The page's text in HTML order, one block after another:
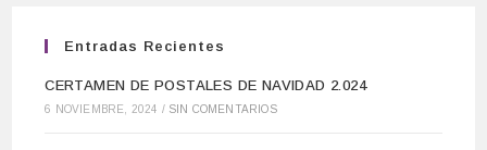
Entradas Recientes
CERTAMEN DE POSTALES DE NAVIDAD 2.024
6 NOVIEMBRE, 2024 / SIN COMENTARIOS